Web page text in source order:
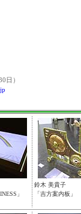
日）
」
鈴木 美貴子
「吉方案内板」